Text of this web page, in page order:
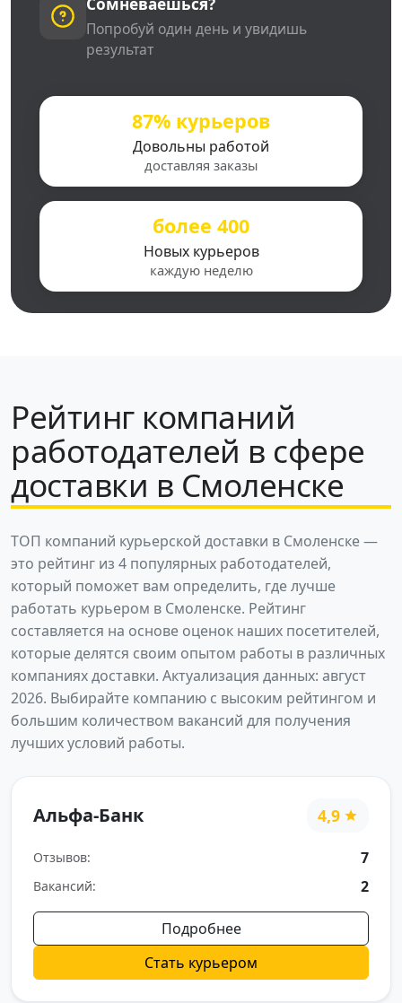
Попробуй один день и увидишь
результат
87% курьеров
Довольны работой
доставляя заказы
более 400
Новых курьеров
каждую неделю
Рейтинг компаний
работодателей в сфере
доставки в Смоленске
ТОП компаний курьерской доставки в Смоленске —
это рейтинг из 4 популярных работодателей,
который поможет вам определить, где лучше
работать курьером в Смоленске. Рейтинг
составляется на основе оценок наших посетителей,
которые делятся своим опытом работы в различных
компаниях доставки. Актуализация данных: август
2026. Выбирайте компанию с высоким рейтингом и
большим количеством вакансий для получения
лучших условий работы.
Альфа-Банк 4,9
Отзывов: 7
Вакансий: 2
Подробнее
Стать курьером